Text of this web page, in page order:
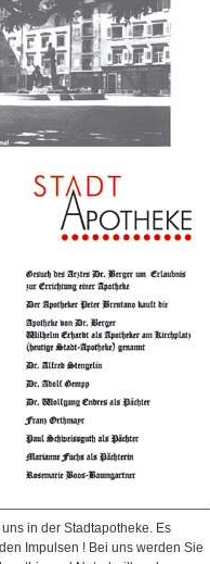
in der Stadtapotheke. Es
Impulsen ! Bei uns werden Sie